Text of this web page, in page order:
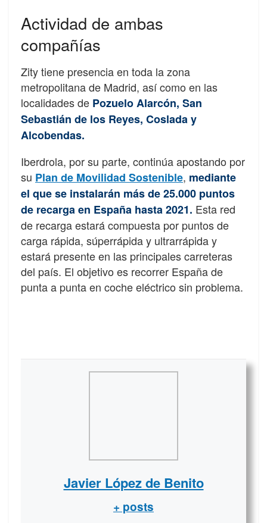
Actividad de ambas
compañías
Zity tiene presencia en toda la zona
metropolitana de Madrid, así como en las
localidades de Pozuelo Alarcón, San
Sebastián de los Reyes, Coslada y
Alcobendas.
Iberdrola, por su parte, continúa apostando por
su Plan de Movilidad Sostenible, mediante
el que se instalarán más de 25.000 puntos
de recarga en España hasta 2021. Esta red
de recarga estará compuesta por puntos de
carga rápida, súperrápida y ultrarrápida y
estará presente en las principales carreteras
del país. El objetivo es recorrer España de
punta a punta en coche eléctrico sin problema.
Javier López de Benito
+ posts